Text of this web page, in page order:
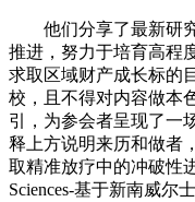
他们分享了最新研究
推进，努力于培育高程
求取区域财产成长标的
校，且不得对内容做本
引，为参会者呈现了一
释上方说明来历和做
取精准放疗中的冲破性
Sciences-基于新南威尔